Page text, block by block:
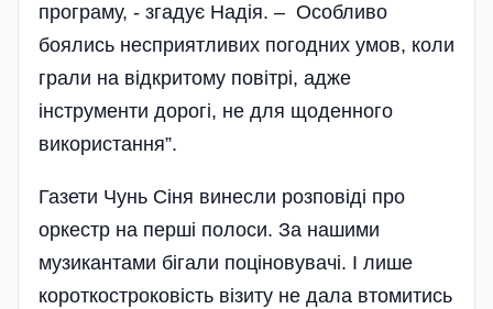
програму, - згадує Надія. – Особливо
боялись несприятливих погодних умов, коли
грали на відкритому повітрі, адже
інструменти дорогі, не для щоденного
використання”.
Газети Чунь Сіня винесли розповіді про
оркестр на перші полоси. За нашими
музикантами бігали поціновувачі. І лише
короткостроковість візиту не дала втомитись